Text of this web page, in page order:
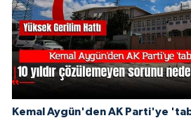
Kemal Aygün'den AK Parti'ye